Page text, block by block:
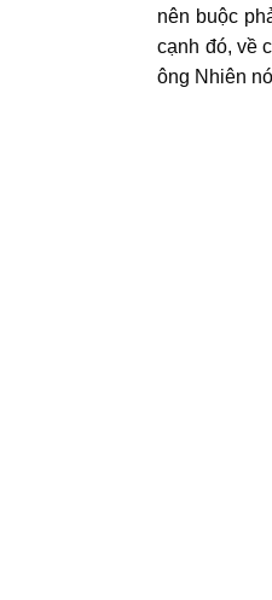
nên buộc
cạnh đó, về
ông Nhiên